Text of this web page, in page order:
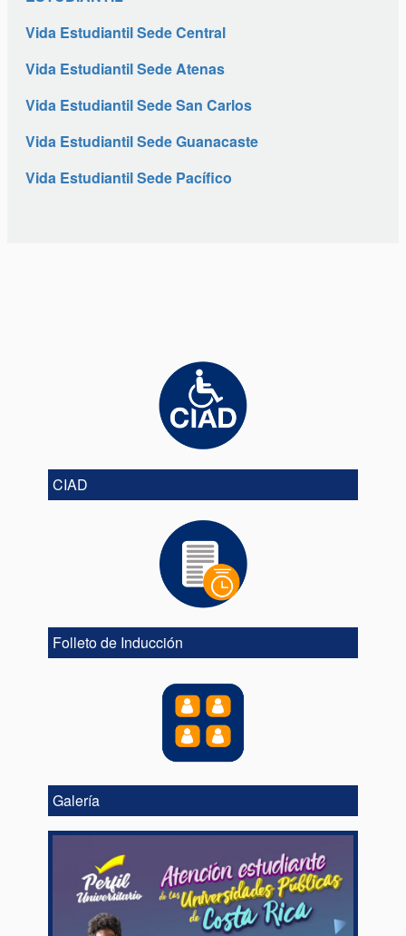
Vida Estudiantil Sede Central
Vida Estudiantil Sede Atenas
Vida Estudiantil Sede San Carlos
Vida Estudiantil Sede Guanacaste
Vida Estudiantil Sede Pacífico
CIAD
Folleto de Inducción
Galería